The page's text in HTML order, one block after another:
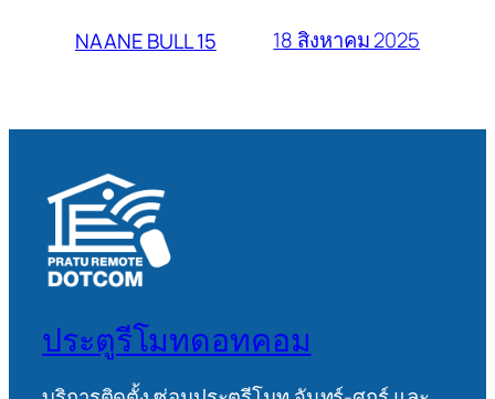
NAANE BULL 15 18 สิงหาคม 2025
ประตูรีโมทดอทคอม